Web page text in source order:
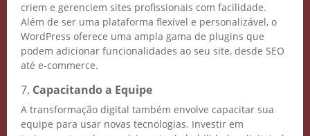
criem e gerenciem sites profissionais com facilidade.
Além de ser uma plataforma flexível e personalizável, o
WordPress oferece uma ampla gama de plugins que
podem adicionar funcionalidades ao seu site, desde SEO
até e-commerce.
7. Capacitando a Equipe
A transformação digital também envolve capacitar sua
equipe para usar novas tecnologias. Investir em